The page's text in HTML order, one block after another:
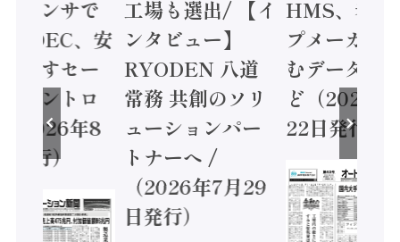
センサで
/ IDEC、安
かすセー
コントロ
2026年8
発行）
工場も選出/ 【イ
ンタビュー】
RYODEN 八道
常務 共創のソリ
ューションパー
トナーへ /
（2026年7月29
日発行）
HMS、老舗
プメーカー
むデータ活
ど（2026年
22日発行）